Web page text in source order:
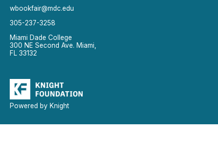
wbookfair@mdc.edu
305-237-3258
Miami Dade College
300 NE Second Ave. Miami,
FL 33132
Powered by Knight